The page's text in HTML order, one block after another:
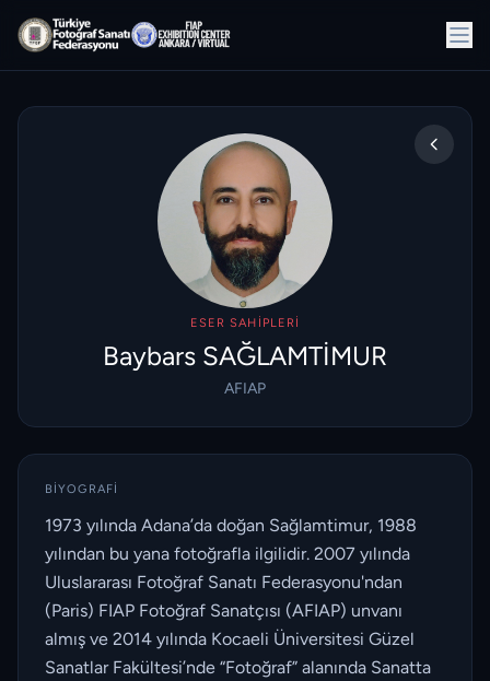
ESER SAHIPLERI
Baybars SAĞLAMTİMUR
AFIAP
BIYOGRAFI
1973 yılında Adana’da doğan Sağlamtimur, 1988
yılından bu yana fotoğrafla ilgilidir. 2007 yılında
Uluslararası Fotoğraf Sanatı Federasyonu'ndan
(Paris) FIAP Fotoğraf Sanatçısı (AFIAP) unvanı
almış ve 2014 yılında Kocaeli Üniversitesi Güzel
Sanatlar Fakültesi’nde “Fotoğraf” alanında Sanatta